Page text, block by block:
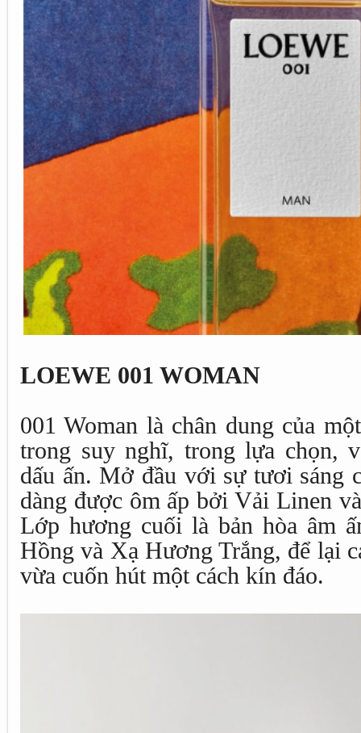
LOEWE 001 WOMAN
001 Woman là chân dung của
trong suy nghĩ, trong lựa chọn,
dấu ấn. Mở đầu với sự tươi sáng
dàng được ôm ấp bởi Vải Linen
Lớp hương cuối là bản hòa âm
Hồng và Xạ Hương Trắng, để lại
vừa cuốn hút một cách kín đáo.